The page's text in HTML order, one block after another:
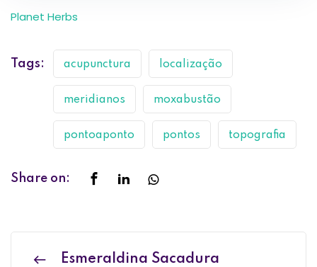
Planet Herbs
Tags: acupunctura localização
meridianos moxabustão
pontoaponto pontos topografia
Share on:
Esmeraldina Sacadura